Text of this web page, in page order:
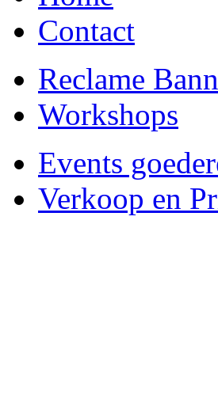
Contact
Reclame
Workshops
Events
Verkoop en